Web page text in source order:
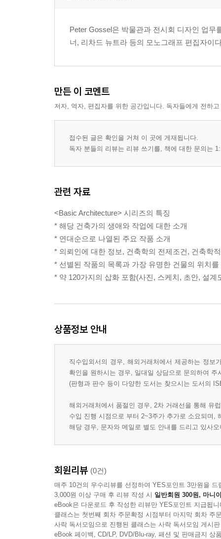
Peter Gossel은 박물관과 전시회 디자인 업
너, 리차드 뉴트라 등의 모노그래프 편집자이
만든 이 코멘트
저자, 역자, 편집자를 위한 공간입니다. 독자들에게 전하
접수된 글은 확인을 거쳐 이 곳에 게재됩니다.
독자 분들의 리뷰는 리뷰 쓰기를, 책에 대한 문의는
관련 자료
<Basic Architecture> 시리즈의 특징
* 해당 건축가의 생애와 작업에 대한 소개
* 연대순으로 나열된 주요 작품 소개
* 의뢰인에 대한 정보, 건축학의 전제조건, 건축학
* 선별된 작품의 목록과 가장 유명한 건물의 위치
* 약 120가지의 삽화 포함(사진, 스케치, 초안, 설계
상품정보 안내
직수입외서의 경우, 해외거래처에서 제공하는 정
확인을 원하시는 경우, 일대일 상담으로 문의하여 주
(판형과 판수 등이 다양한 도서는 찾으시는 도서의
해외거래처에서 품절인 경우, 2차 거래선을 통해 유
수입 진행 시점으로 부터 2~3주가 추가로 소요되며,
해당 경우, 문자와 메일로 별도 안내를 드리고 있사
회원리뷰 (0건)
매주 10건의 우수리뷰를 선정하여 YES포인트 3만원을 드
3,000원 이상 구매 후 리뷰 작성 시 일반회원 300원, 마니
eBook은 다운로드 후 작성한 리뷰만 YES포인트 지급됩니
클래스는 첫번째 회차 주문확정 시점부터 마지막 회차 주
사락 독서모임으로 진행된 클래스는 사락 독서모임 게시
eBook 페이백, CD/LP, DVD/Blu-ray, 패션 및 판매금지 상